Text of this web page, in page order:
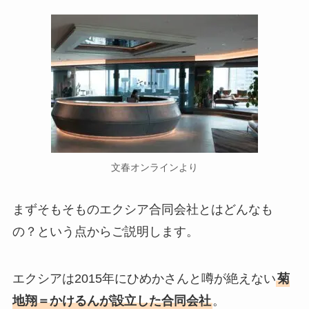
文春オンラインより
まずそもそものエクシア合同会社とはどんなも
の？という点からご説明します。
エクシアは2015年にひめかさんと噂が絶えない菊
地翔＝かけるんが設立した合同会社。